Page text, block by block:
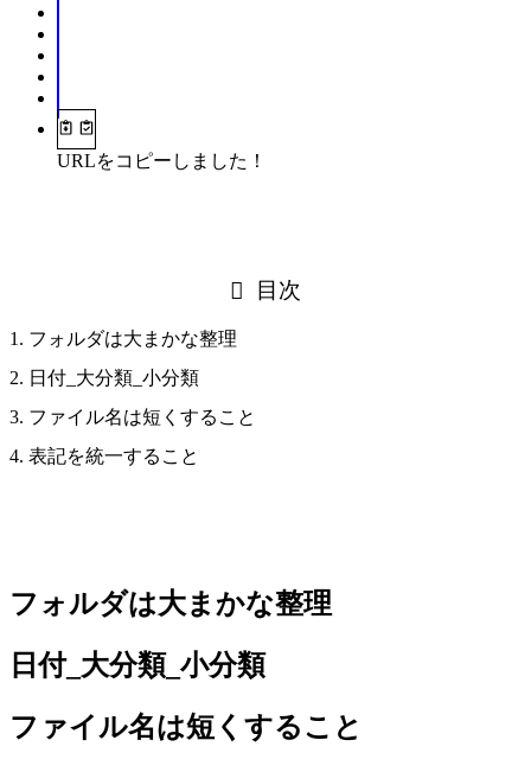
URLをコピーしました！
目次
フォルダは大まかな整理
日付_大分類_小分類
ファイル名は短くすること
表記を統一すること
フォルダは大まかな整理
日付_大分類_小分類
ファイル名は短くすること